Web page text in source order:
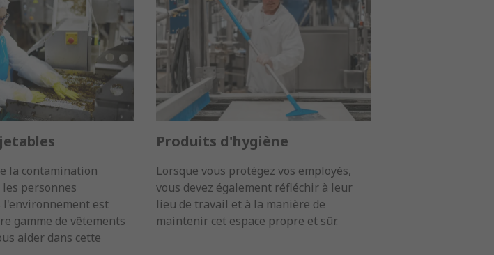
la contamination
personnes
est
gamme de vêtements
aider dans cette
Produits d'hygiène
Lorsque vous protégez vos employés,
vous devez également réfléchir à leur
lieu de travail et à la manière de
maintenir cet espace propre et sûr.